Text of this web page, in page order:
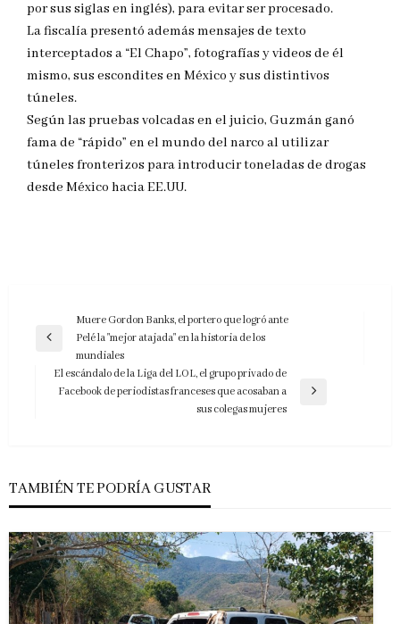
por sus siglas en inglés), para evitar ser procesado.
La fiscalía presentó además mensajes de texto
interceptados a “El Chapo”, fotografías y videos de él
mismo, sus escondites en México y sus distintivos
túneles.
Según las pruebas volcadas en el juicio, Guzmán ganó
fama de “rápido” en el mundo del narco al utilizar
túneles fronterizos para introducir toneladas de drogas
desde México hacia EE.UU.
Navegación
de
entradas
Muere Gordon Banks, el portero que logró ante
Pelé la "mejor atajada" en la historia de los
mundiales
El escándalo de la Liga del LOL, el grupo privado de
Facebook de periodistas franceses que acosaban a
sus colegas mujeres
TAMBIÉN TE PODRÍA GUSTAR